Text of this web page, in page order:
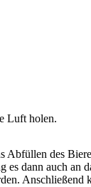
Luft holen.
des
dann auch an